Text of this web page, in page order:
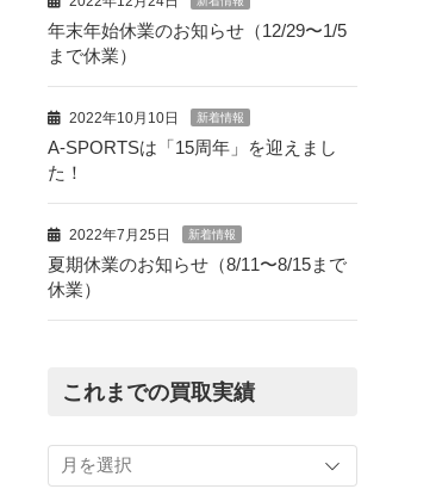
年末年始休業のお知らせ（12/29〜1/5
まで休業）
2022年10月10日 新着情報
A-SPORTSは「15周年」を迎えまし
た！
2022年7月25日 新着情報
夏期休業のお知らせ（8/11〜8/15まで
休業）
これまでの買取実績